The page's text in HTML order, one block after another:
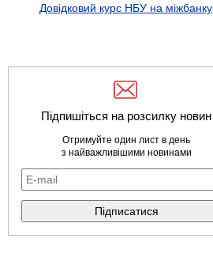
Довідковий курс НБУ на міжбанку
Підпишіться на розсилку новин
Отримуйте один лист в день
з найважливішими новинами